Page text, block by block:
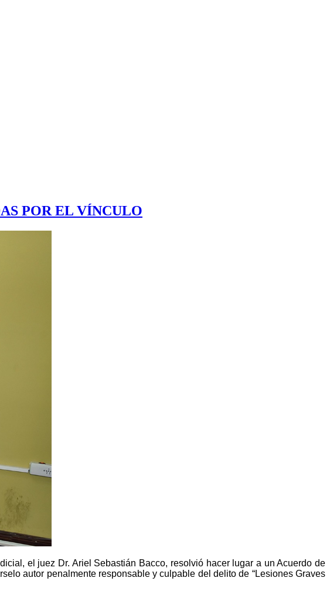
POR EL VÍNCULO
el juez Dr. Ariel Sebastián Bacco, resolvió hacer lugar a un Acuerdo de
autor penalmente responsable y culpable del delito de “Lesiones Graves